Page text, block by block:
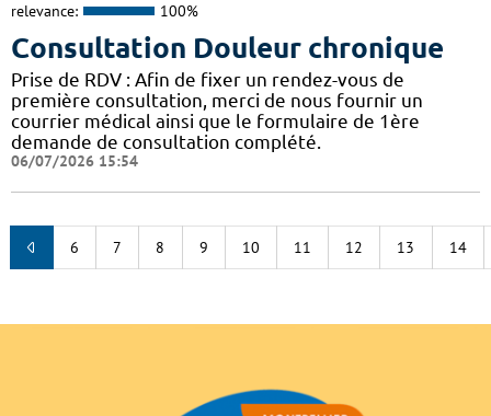
relevance: 100%
Consultation Douleur chronique
Prise de RDV : Afin de fixer un rendez-vous de
première consultation, merci de nous fournir un
courrier médical ainsi que le formulaire de 1ère
demande de consultation complété.
06/07/2026 15:54
6 7 8 9 10 11 12 13 14